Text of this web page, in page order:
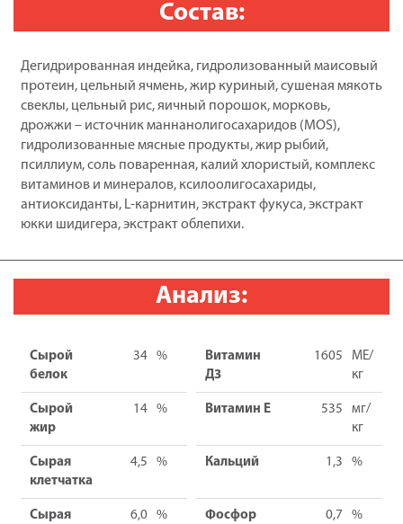
Состав:
Дегидрированная индейка, гидролизованный маисовый
протеин, цельный ячмень, жир куриный, сушеная мякоть
свеклы, цельный рис, яичный порошок, морковь,
дрожжи – источник маннанолигосахаридов (MOS),
гидролизованные мясные продукты, жир рыбий,
псиллиум, соль поваренная, калий хлористый, комплекс
витаминов и минералов, ксилоолигосахариды,
антиоксиданты, L-карнитин, экстракт фукуса, экстракт
юкки шидигера, экстракт облепихи.
Анализ:
Сырой
белок
34 %
Витамин
Д3
1605
МЕ/
кг
Сырой
жир
14 % Витамин Е 535
мг/
кг
Сырая
клетчатка
4,5 % Кальций 1,3 %
Сырая
6,0 % Фосфор 0,7 %